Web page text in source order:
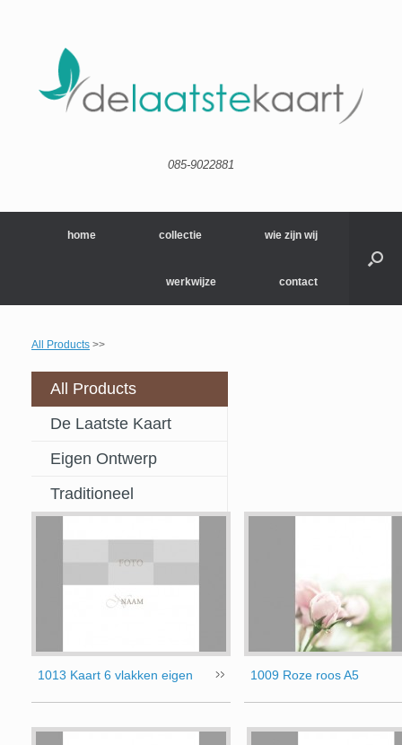
085-9022881
home collectie wie zijn wij
werkwijze contact
All Products >>
All Products
De Laatste Kaart
Eigen Ontwerp
Traditioneel
1013 Kaart 6 vlakken eigen 1009 Roze roos A5